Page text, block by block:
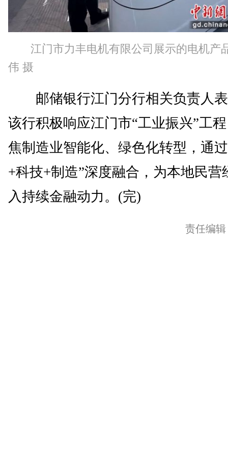
江门市力丰电机有限公司展示的电机产
伟 摄
邮储银行江门分行相关负责人
该行积极响应江门市“工业振兴”工
焦制造业智能化、绿色化转型，通
+科技+制造”深度融合，为本地民营
入持续金融动力。(完)
责任编